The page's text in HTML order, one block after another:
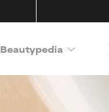
Beautypedia